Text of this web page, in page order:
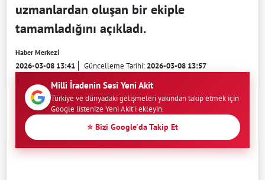
uzmanlardan oluşan bir ekiple
tamamladığını açıkladı.
Haber Merkezi
2026-03-08 13:41 Güncelleme Tarihi:2026-03-08 13:57
Milli İradenin Sesi Yeni Akit
Türkiye ve dünyadaki gelişmeleri yakından takip etmek için
Google listenize Yeni Akit'i ekleyin.
⭐ Bizi Google'da Takip Et